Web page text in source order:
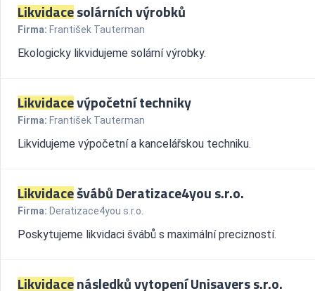
Likvidacesolárních výrobků
Firma: František Tauterman
Ekologicky likvidujeme solární výrobky.
Likvidacevýpočetní techniky
Firma: František Tauterman
Likvidujeme výpočetní a kancelářskou techniku.
Likvidacešvábů Deratizace4you s.r.o.
Firma: Deratizace4you s.r.o.
Poskytujeme likvidaci švábů s maximální precizností.
Likvidacenásledků vytopení Unisavers s.r.o.